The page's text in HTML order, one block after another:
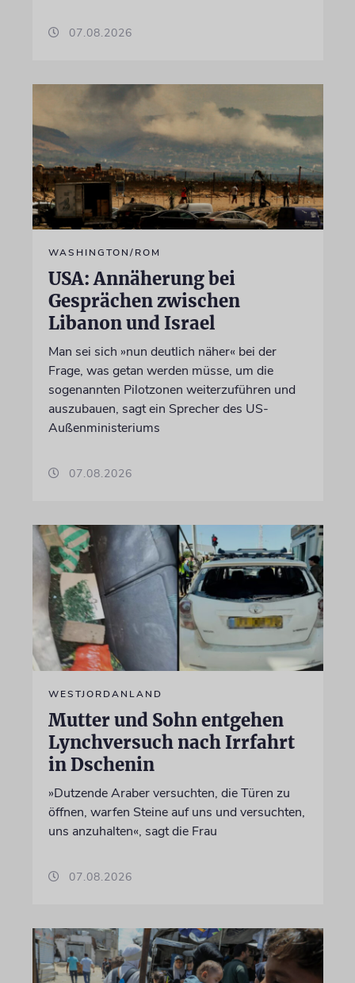
07.08.2026
WASHINGTON/ROM
USA: Annäherung bei
Gesprächen zwischen
Libanon und Israel
Man sei sich »nun deutlich näher« bei der
Frage, was getan werden müsse, um die
sogenannten Pilotzonen weiterzuführen und
auszubauen, sagt ein Sprecher des US-
Außenministeriums
07.08.2026
WESTJORDANLAND
Mutter und Sohn entgehen
Lynchversuch nach Irrfahrt
in Dschenin
»Dutzende Araber versuchten, die Türen zu
öffnen, warfen Steine auf uns und versuchten,
uns anzuhalten«, sagt die Frau
07.08.2026